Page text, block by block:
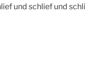
und schlief und